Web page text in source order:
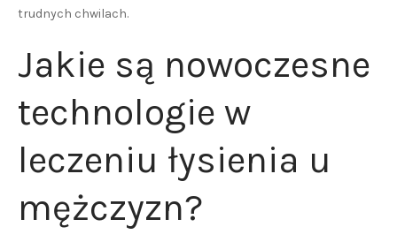
trudnych chwilach.
Jakie są nowoczesne
technologie w
leczeniu łysienia u
mężczyzn?